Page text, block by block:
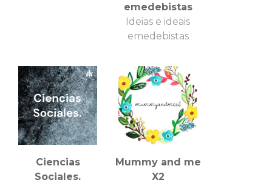
emedebistas
Ideias e ideais
emedebistas
Ciencias
Sociales.
Mummy and me
X2